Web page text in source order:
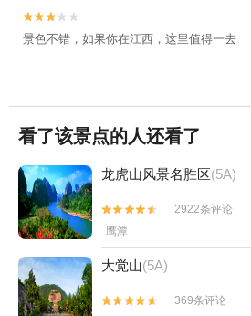


景色不错，如果你在江西，这里值得一去
看了该景点的人还看了
龙虎山风景名胜区(5A)


2922条评论
鹰潭
大觉山(5A)


369条评论